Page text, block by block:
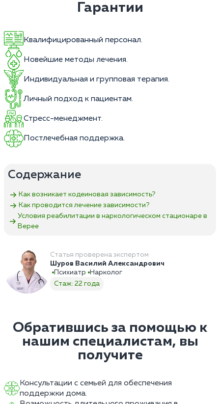
Гарантии
Квалифицированный персонал.
Новейшие методы лечения.
Индивидуальная и групповая терапия.
Личный подход к пациентам.
Стресс-менеджмент.
Постлечебная поддержка.
Содержание
Как возникает кодеиновая зависимость?
Как проводится лечение зависимости?
Условия реабилитации в наркологическом стационаре в
Верее
Статья проверена экспертом
Шуров Василий Александрович
Психиатр
Нарколог
Стаж: 22 года
Обратившись за помощью к
нашим специалистам, вы
получите
Консультации с семьей для обеспечения
поддержки дома.